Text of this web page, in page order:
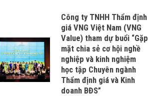
Công ty TNHH Thẩm định
giá VNG Việt Nam (VNG
Value) tham dự buổi “Gặp
mặt chia sẻ cơ hội nghề
nghiệp và kinh nghiệm
học tập Chuyên ngành
Thẩm định giá và Kinh
doanh BĐS”